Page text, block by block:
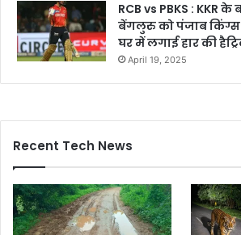
RCB vs PBKS : KKR
बेंगलुरु को पंजाब किंग्स
घर में लगाई हार की
April 19, 2025
Recent Tech News